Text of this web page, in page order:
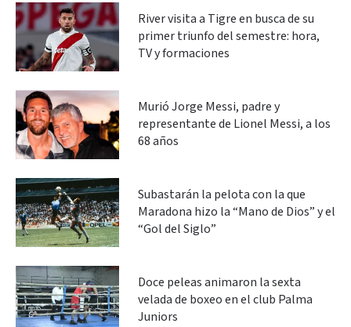
River visita a Tigre en busca de su
primer triunfo del semestre: hora,
TV y formaciones
Murió Jorge Messi, padre y
representante de Lionel Messi, a los
68 años
Subastarán la pelota con la que
Maradona hizo la “Mano de Dios” y el
“Gol del Siglo”
Doce peleas animaron la sexta
velada de boxeo en el club Palma
Juniors